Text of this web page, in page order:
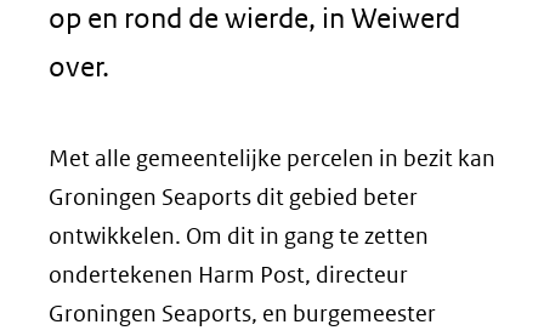
op en rond de wierde, in Weiwerd
over.
Met alle gemeentelijke percelen in bezit kan
Groningen Seaports dit gebied beter
ontwikkelen. Om dit in gang te zetten
ondertekenen Harm Post, directeur
Groningen Seaports, en burgemeester